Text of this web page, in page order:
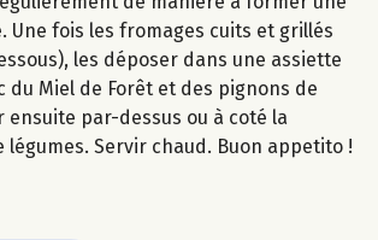
Une fois les fromages cuits et grillés
les déposer dans une assiette
du Miel de Forêt et des pignons de
ensuite par-dessus ou à coté la
légumes. Servir chaud. Buon appetito !